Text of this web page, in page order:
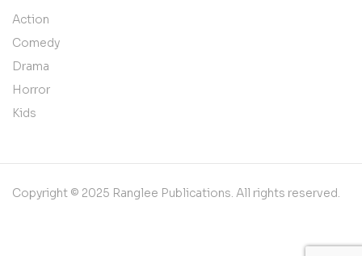
Action
Comedy
Drama
Horror
Kids
Copyright © 2025 Ranglee Publications. All rights reserved.